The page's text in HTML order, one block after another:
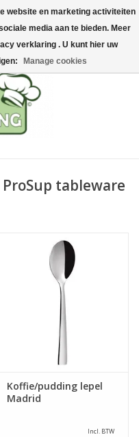
tableware
Koffie/pudding lepel
Madrid
Incl. BTW
website en marketing activiteiten
media aan te bieden. Meer
verklaring . U kunt hier uw
Manage cookies